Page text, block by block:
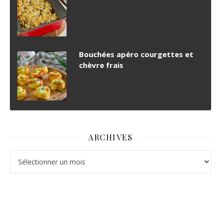
Bouchées apéro courgettes et
chèvre frais
ARCHIVES